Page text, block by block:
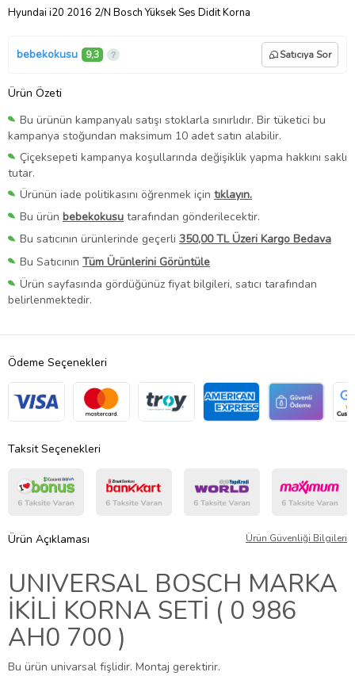
Hyundai i20 2016 2/N Bosch Yüksek Ses Didit Korna
bebekokusu 9,3 Satıcıya Sor
Ürün Özeti
Bu ürünün kampanyalı satışı stoklarla sınırlıdır. Bir tüketici bu
kampanya stoğundan maksimum 10 adet satın alabilir.
Çiçeksepeti kampanya koşullarında değişiklik yapma hakkını saklı
tutar.
Ürünün iade politikasını öğrenmek için tıklayın.
Bu ürün bebekokusu tarafından gönderilecektir.
Bu satıcının ürünlerinde geçerli 350,00 TL Üzeri Kargo Bedava
Bu Satıcının Tüm Ürünlerini Görüntüle
Ürün sayfasında gördüğünüz fiyat bilgileri, satıcı tarafından
belirlenmektedir.
Ödeme Seçenekleri
Taksit Seçenekleri
Ürün Açıklaması Ürün Güvenliği Bilgileri
UNIVERSAL BOSCH MARKA
İKİLİ KORNA SETİ ( 0 986
AH0 700 )
Bu ürün univarsal fişlidir. Montaj gerektirir.